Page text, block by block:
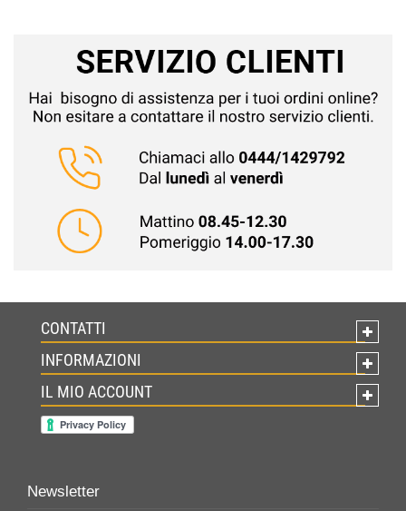
CONTATTI
INFORMAZIONI
IL MIO ACCOUNT
Newsletter